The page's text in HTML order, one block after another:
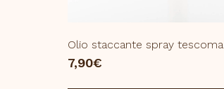
Olio staccante spray tescoma
7,90€